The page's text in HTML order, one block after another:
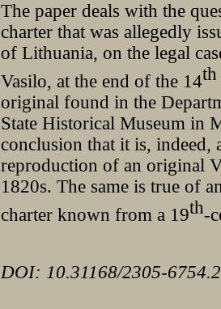
The paper deals with the
charter that was allegedly
of Lithuania, on the legal
Vasilo, at the end of the 14th
original found in the
State Historical Museum in
conclusion that it is,
reproduction of an original
1820s. The same is true of
charter known from a 19th-
DOI: 10.31168/2305-